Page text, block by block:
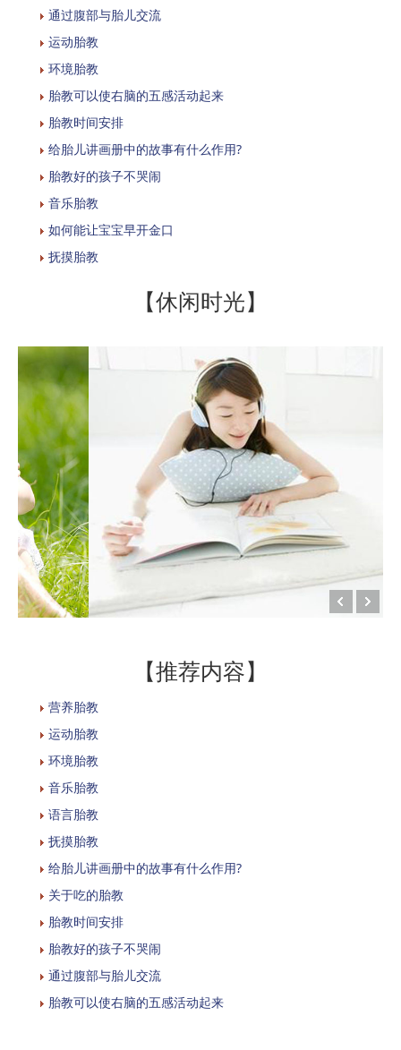
通过腹部与胎儿交流
运动胎教
环境胎教
胎教可以使右脑的五感活动起来
胎教时间安排
给胎儿讲画册中的故事有什么作用?
胎教好的孩子不哭闹
音乐胎教
如何能让宝宝早开金口
抚摸胎教
【休闲时光】
【推荐内容】
营养胎教
运动胎教
环境胎教
音乐胎教
语言胎教
抚摸胎教
给胎儿讲画册中的故事有什么作用?
关于吃的胎教
胎教时间安排
胎教好的孩子不哭闹
通过腹部与胎儿交流
胎教可以使右脑的五感活动起来